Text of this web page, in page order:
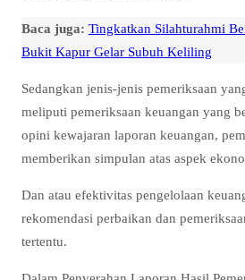
Baca juga: Tingkatkan Silahturahmi
Bukit Kapur Gelar Subuh Keliling
Sedangkan jenis-jenis pemeriksaan
meliputi pemeriksaan keuangan yang
opini kewajaran laporan keuangan,
memberikan simpulan atas aspek
Dan atau efektivitas pengelolaan
rekomendasi perbaikan dan
tertentu.